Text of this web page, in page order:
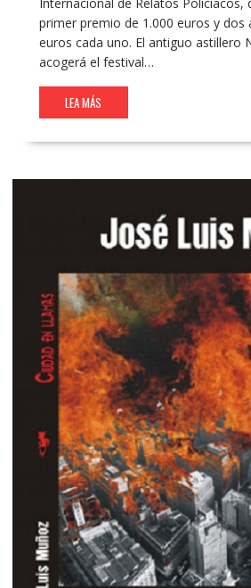
primer premio de 1.000 euros y dos
euros cada uno. El antiguo astillero
acogerá el festival…
LEA MÁS